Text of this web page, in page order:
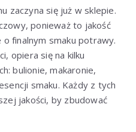
zaczyna się już w sklepie.
ponieważ to jakość
o finalnym smaku potrawy.
opiera się na kilku
bulionie, makaronie,
smaku. Każdy z tych
jakości, by zbudować